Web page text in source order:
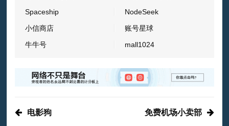
Spaceship
NodeSeek
小信商店
账号星球
牛牛号
mall1024
电影狗 免费机场小卖部